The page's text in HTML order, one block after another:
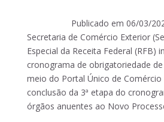
Publicado em 06/03/
Secretaria de Comércio Exterior
Especial da Receita Federal (RFB)
cronograma de obrigatoriedade
meio do Portal Único de Comércio
conclusão da 3ª etapa do
órgãos anuentes ao Novo